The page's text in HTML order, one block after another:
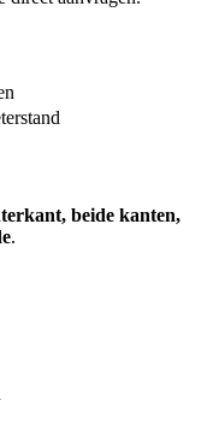
beide kanten,
.